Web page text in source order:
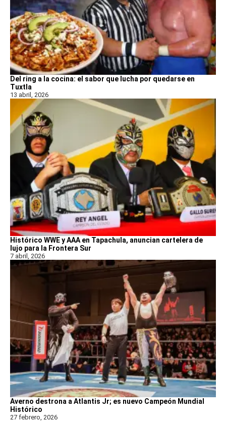
Del ring a la cocina: el sabor que lucha por quedarse en
Tuxtla
13 abril, 2026
Histórico WWE y AAA en Tapachula, anuncian cartelera de
lujo para la Frontera Sur
7 abril, 2026
Averno destrona a Atlantis Jr; es nuevo Campeón Mundial
Histórico
27 febrero, 2026